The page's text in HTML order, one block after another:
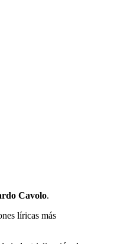
Cavolo.
líricas más